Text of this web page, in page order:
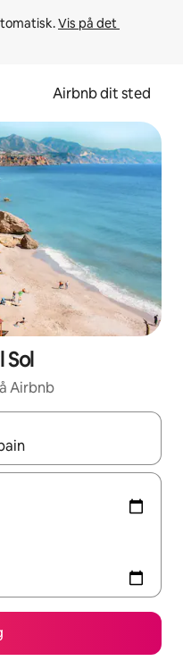
Vis på det
Airbnb dit sted
Sol
Airbnb
du navigere med